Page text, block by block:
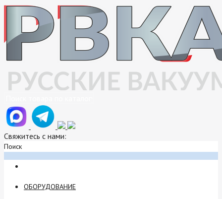
Свяжитесь с нами:
Поиск
ОБОРУДОВАНИЕ